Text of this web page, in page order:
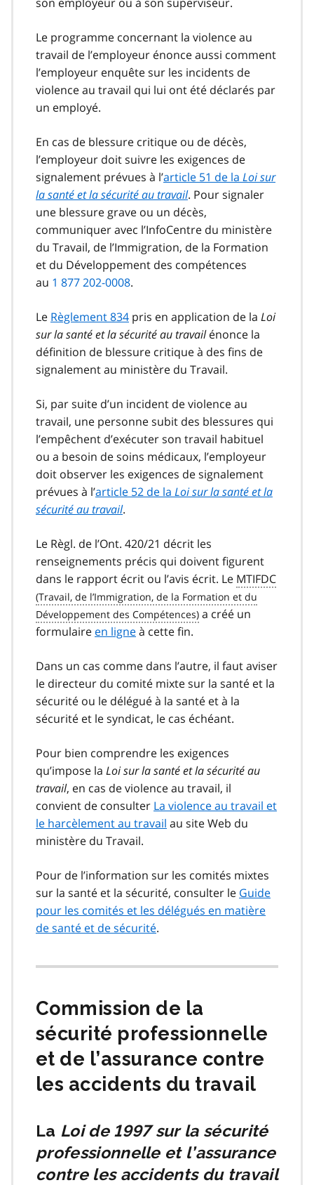
Le programme concernant la violence au
travail de l’employeur énonce aussi comment
l’employeur enquête sur les incidents de
violence au travail qui lui ont été déclarés par
un employé.
En cas de blessure critique ou de décès,
l’employeur doit suivre les exigences de
signalement prévues à l’article 51 de la Loi sur
la santé et la sécurité au travail. Pour signaler
une blessure grave ou un décès,
communiquer avec l’InfoCentre du ministère
du Travail, de l’Immigration, de la Formation
et du Développement des compétences
au 1 877 202-0008.
Le Règlement 834 pris en application de la Loi
sur la santé et la sécurité au travailénonce la
définition de blessure critique à des fins de
signalement au ministère du Travail.
Si, par suite d’un incident de violence au
travail, une personne subit des blessures qui
l’empêchent d’exécuter son travail habituel
ou a besoin de soins médicaux, l’employeur
doit observer les exigences de signalement
prévues à l’article 52 de la Loi sur la santé et la
sécurité au travail.
Le Règl. de l’Ont. 420/21 décrit les
renseignements précis qui doivent figurent
dans le rapport écrit ou l’avis écrit. Le MTIFDC
a créé un
formulaire en ligneà cette fin.
Dans un cas comme dans l’autre, il faut aviser
le directeur du comité mixte sur la santé et la
sécurité ou le délégué à la santé et à la
sécurité et le syndicat, le cas échéant.
Pour bien comprendre les exigences
qu’impose la Loi sur la santé et la sécurité au
travail, en cas de violence au travail, il
convient de consulter La violence au travail et
le harcèlement au travail au site Web du
ministère du Travail.
Pour de l’information sur les comités mixtes
sur la santé et la sécurité, consulter le Guide
pour les comités et les délégués en matière
de santé et de sécurité.
Commission de la
sécurité professionnelle
et de l’assurance contre
les accidents du travail
La Loi de 1997 sur la sécurité
professionnelle et l’assurance
contre les accidents du travail